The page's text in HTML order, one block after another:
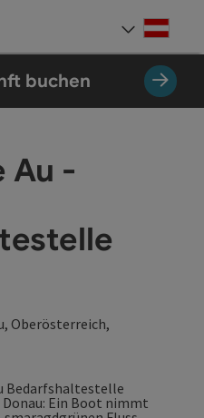
buchen
Au -
Oberösterreich,